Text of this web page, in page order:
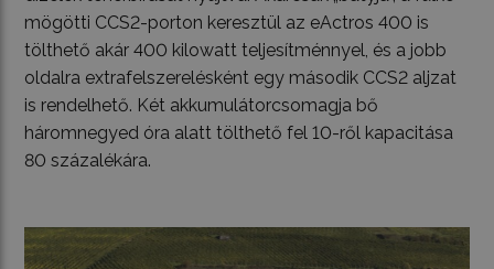
mögötti CCS2-porton keresztül az eActros 400 is
tölthető akár 400 kilowatt teljesítménnyel, és a jobb
oldalra extrafelszerelésként egy második CCS2 aljzat
is rendelhető. Két akkumulátorcsomagja bő
háromnegyed óra alatt tölthető fel 10-ről kapacitása
80 százalékára.